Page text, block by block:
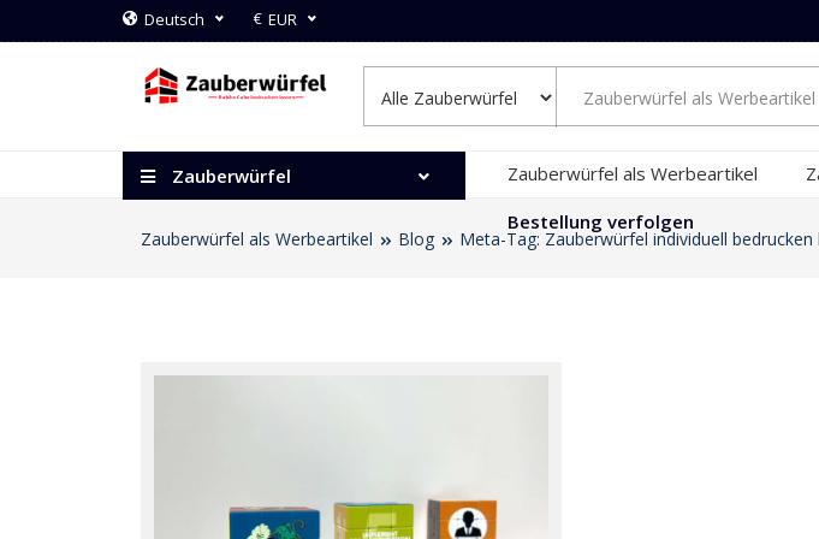
Deutsch € EUR
Zauberwürfel Zauberwürfel als Werbeartikel
Bestellung verfolgen
Zauberwürfel als Werbeartikel Blog Meta-Tag: Zauberwürfel individuell bedrucken